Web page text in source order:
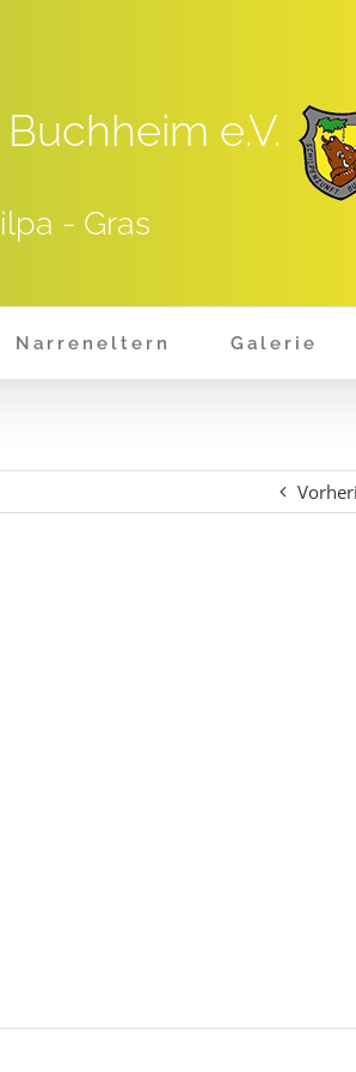
e.V.
- Gras
Narreneltern Galerie